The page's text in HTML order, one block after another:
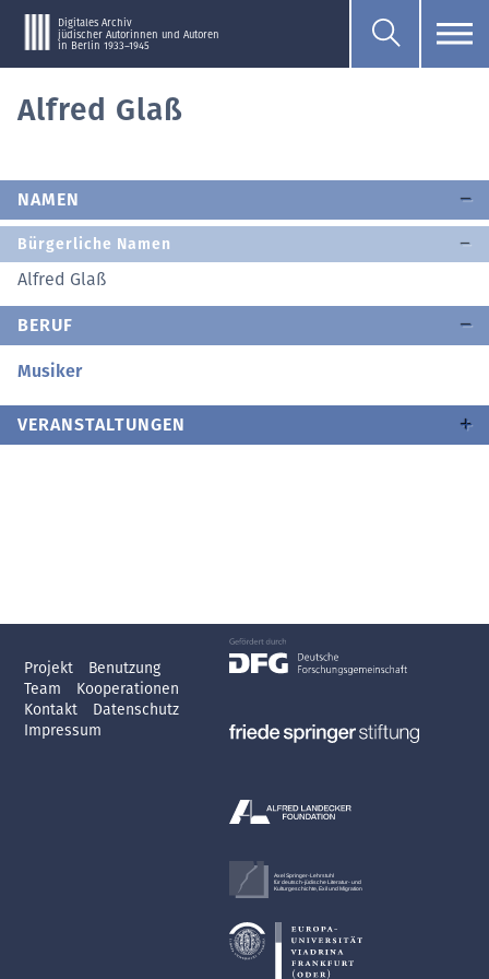
Digitales Archiv
jüdischer Autorinnen und Autoren
in Berlin 1933–1945
Alfred Glaß
NAMEN
Bürgerliche Namen
Alfred Glaß
BERUF
Musiker
VERANSTALTUNGEN
Projekt
Benutzung
Team
Kooperationen
Kontakt
Datenschutz
Impressum
Axel Springer-Lehrstuhl
für deutsch-jüdische Literatur- und
Kulturgeschichte, Exil und Migration